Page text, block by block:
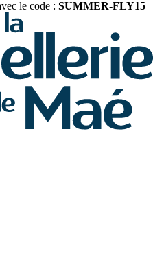
le code : SUMMER-FLY15